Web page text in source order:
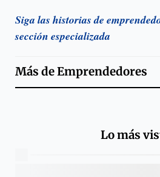
Siga las historias de
sección especializada
Más deEmprendedores
Lo más